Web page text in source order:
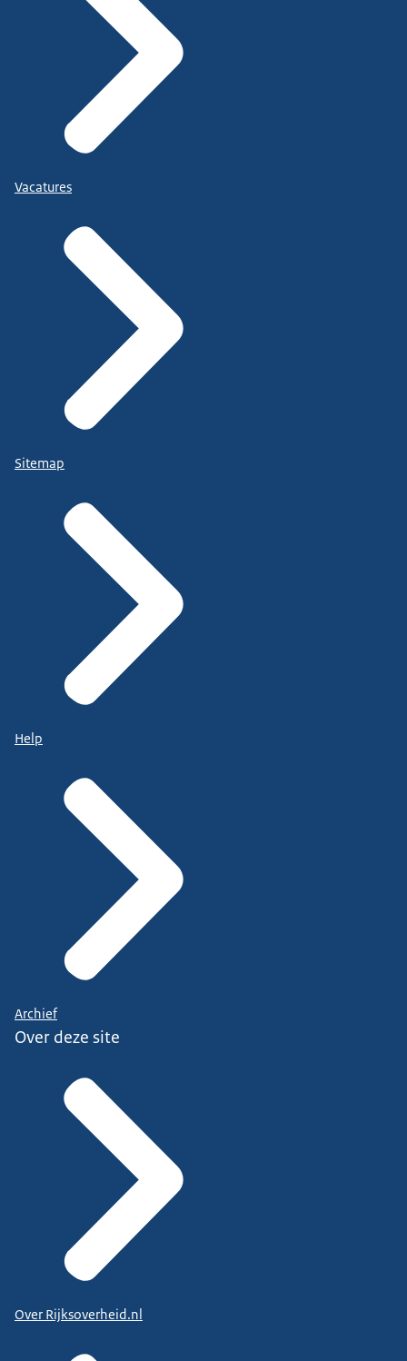
Vacatures
Sitemap
Help
Archief
Over deze site
Over Rijksoverheid.nl